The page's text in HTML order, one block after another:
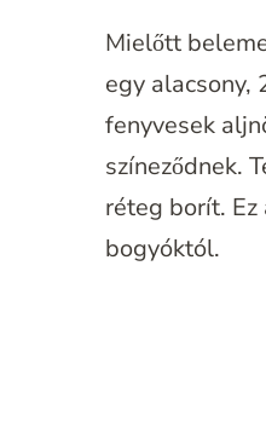
Mielőtt
egy alacsony,
fenyvesek
színeződnek.
réteg borít.
bogyóktól.